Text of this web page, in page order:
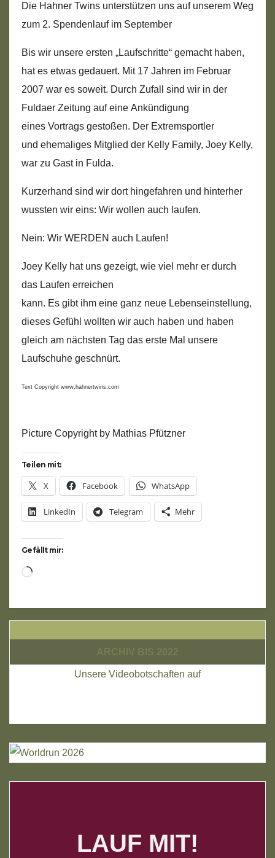
Die Hahner Twins unterstützen uns auf unserem Weg
zum 2. Spendenlauf im September
Bis wir unsere ersten „Laufschritte“ gemacht haben,
hat es etwas gedauert. Mit 17 Jahren im Februar
2007 war es soweit. Durch Zufall sind wir in der
Fuldaer Zeitung auf eine Ankündigung
eines Vortrags gestoßen. Der Extremsportler
und ehemaliges Mitglied der Kelly Family, Joey Kelly,
war zu Gast in Fulda.
Kurzerhand sind wir dort hingefahren und hinterher
wussten wir eins: Wir wollen auch laufen.
Nein: Wir WERDEN auch Laufen!
Joey Kelly hat uns gezeigt, wie viel mehr er durch
das Laufen erreichen
kann. Es gibt ihm eine ganz neue Lebenseinstellung,
dieses Gefühl wollten wir auch haben und haben
gleich am nächsten Tag das erste Mal unsere
Laufschuhe geschnürt.
Text Copyright www.hahnertwins.com
Picture Copyright by Mathias Pfützner
Teilen mit:
X Facebook WhatsApp
LinkedIn Telegram Mehr
Gefällt mir:
Wird
Unsere Videobotschaften auf
LAUF MIT!